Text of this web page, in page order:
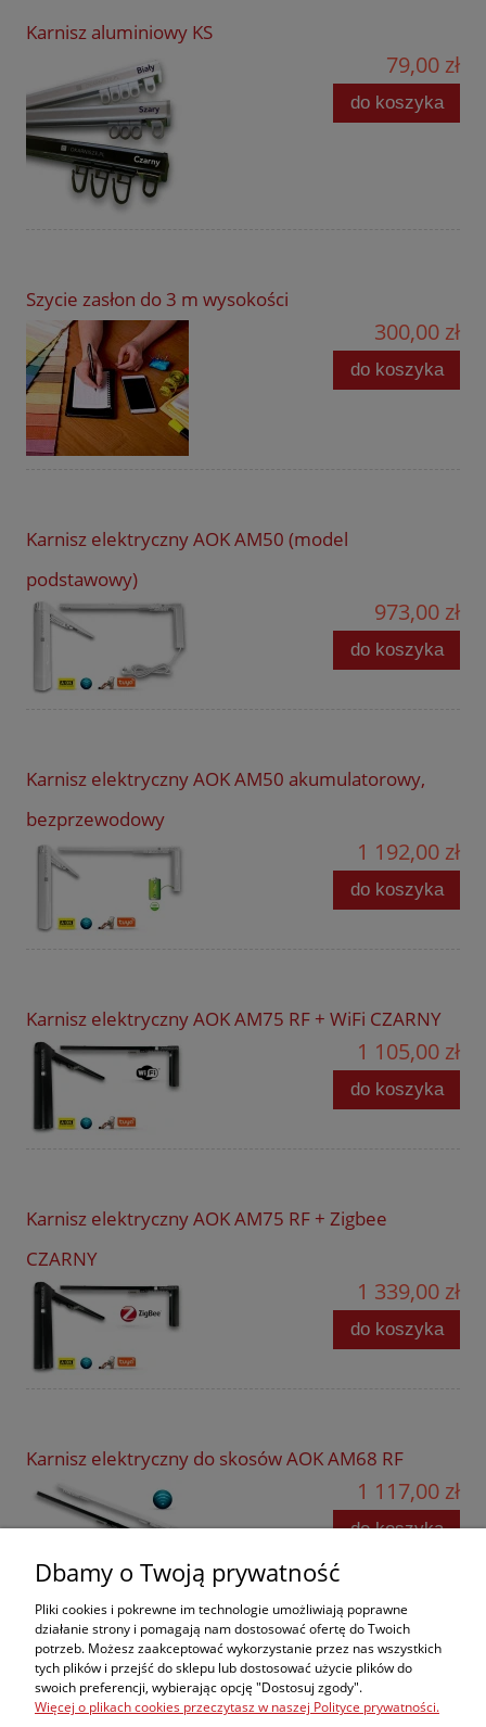
Karnisz aluminiowy KS
79,00 zł
do koszyka
Szycie zasłon do 3 m wysokości
300,00 zł
do koszyka
Karnisz elektryczny AOK AM50 (model
podstawowy)
973,00 zł
do koszyka
Karnisz elektryczny AOK AM50 akumulatorowy,
bezprzewodowy
1 192,00 zł
do koszyka
Karnisz elektryczny AOK AM75 RF + WiFi CZARNY
1 105,00 zł
do koszyka
Karnisz elektryczny AOK AM75 RF + Zigbee
CZARNY
1 339,00 zł
do koszyka
Karnisz elektryczny do skosów AOK AM68 RF
1 117,00 zł
do koszyka
Zakupy
Pomoc
Dbamy o Twoją prywatność
Pliki cookies i pokrewne im technologie umożliwiają poprawne
działanie strony i pomagają nam dostosować ofertę do Twoich
potrzeb. Możesz zaakceptować wykorzystanie przez nas wszystkich
tych plików i przejść do sklepu lub dostosować użycie plików do
swoich preferencji, wybierając opcję "Dostosuj zgody".
Więcej o plikach cookies przeczytasz w naszej Polityce prywatności.